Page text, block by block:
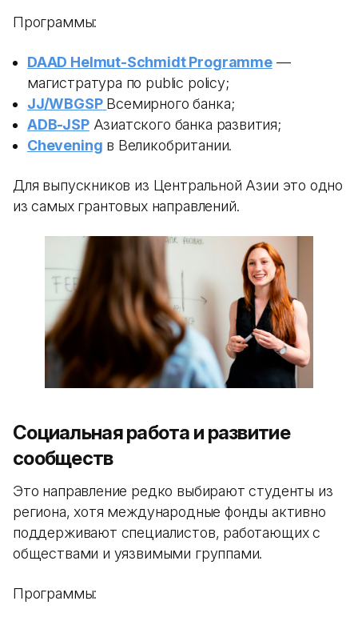
Программы:
DAAD Helmut-Schmidt Programme—
магистратура по public policy;
JJ/WBGSP Всемирного банка;
ADB-JSPАзиатского банка развития;
Chevening в Великобритании.
Для выпускников из Центральной Азии это одно
из самых грантовых направлений.
Социальная работа и развитие
сообществ
Это направление редко выбирают студенты из
региона, хотя международные фонды активно
поддерживают специалистов, работающих с
обществами и уязвимыми группами.
Программы: